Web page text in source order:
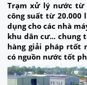
Trạm xử lý nước từ
công suất từ
dụng cho các nhà
khu dân cư... chung
hàng giải pháp rtốt
có nguồn nước tốt